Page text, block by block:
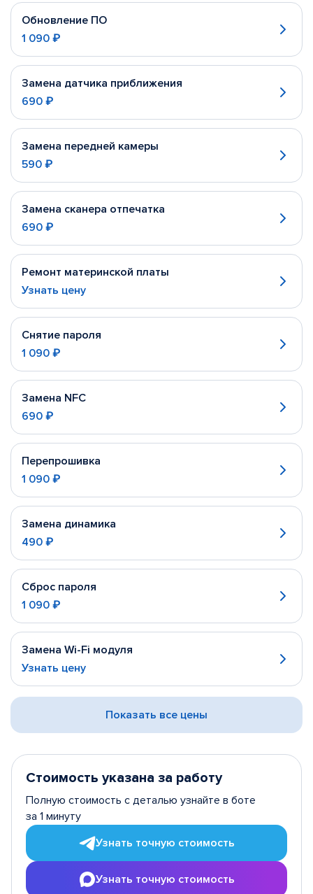
Обновление ПО
1 090 ₽
Замена датчика приближения
690 ₽
Замена передней камеры
590 ₽
Замена сканера отпечатка
690 ₽
Ремонт материнской платы
Узнать цену
Снятие пароля
1 090 ₽
Замена NFC
690 ₽
Перепрошивка
1 090 ₽
Замена динамика
490 ₽
Сброс пароля
1 090 ₽
Замена Wi-Fi модуля
Узнать цену
Показать все цены
Стоимость указана за работу
Полную стоимость с деталью узнайте в боте
за 1 минуту
Узнать точную стоимость
Узнать точную стоимость